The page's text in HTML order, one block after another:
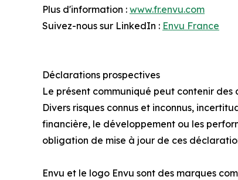
Plus d'information : www.fr.envu.com
Suivez-nous sur LinkedIn : Envu France
Déclarations prospectives
Le présent communiqué peut contenir
Divers risques connus et inconnus,
financière, le développement ou les
obligation de mise à jour de ces
Envu et le logo Envu sont des marques